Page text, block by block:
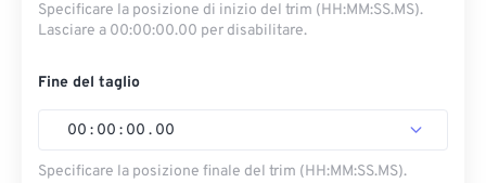
Specificare la posizione di inizio del trim (HH:MM:SS.MS).
Lasciare a 00:00:00.00 per disabilitare.
Fine del taglio
00 : 00 : 00 . 00
Specificare la posizione finale del trim (HH:MM:SS.MS).